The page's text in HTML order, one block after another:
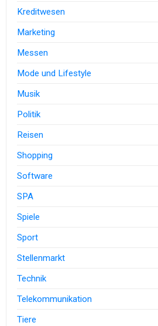
Kreditwesen
Marketing
Messen
Mode und Lifestyle
Musik
Politik
Reisen
Shopping
Software
SPA
Spiele
Sport
Stellenmarkt
Technik
Telekommunikation
Tiere